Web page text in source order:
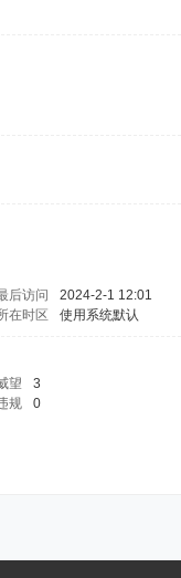
后访问
2024-2-1 12:01
在时区 使用系统默认
望
3
规
0